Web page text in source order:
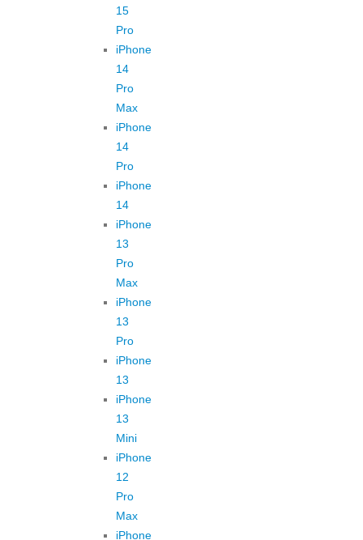
15
Pro
iPhone
14
Pro
Max
iPhone
14
Pro
iPhone
14
iPhone
13
Pro
Max
iPhone
13
Pro
iPhone
13
iPhone
13
Mini
iPhone
12
Pro
Max
iPhone